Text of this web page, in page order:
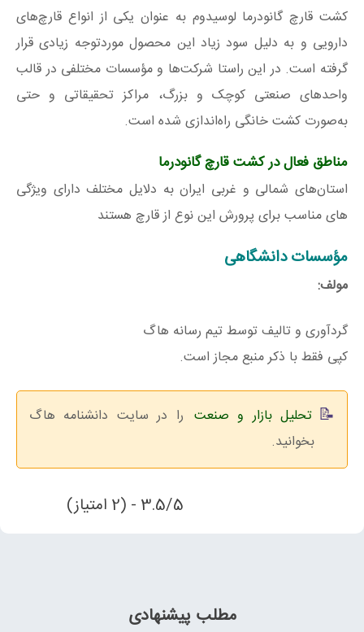
کشت قارچ گانودرما لوسیدوم به‌ عنوان یکی از انواع قارچ‌های
دارویی و به دلیل سود زیاد این محصول موردتوجه زیادی قرار
گرفته است. در این راستا شرکت‌ها و مؤسسات مختلفی در قالب
واحدهای صنعتی کوچک و بزرگ، مراکز تحقیقاتی و حتی
به‌صورت کشت خانگی راه‌اندازی شده است.
مناطق فعال در کشت قارچ گانودرما
استان‌های شمالی و غربی ایران به دلایل مختلف دارای ویژگی
های مناسب برای پرورش این نوع از قارچ هستند
مؤسسات دانشگاهی
مولف:
گردآوری و تالیف توسط تیم رسانه هاگ
کپی فقط با ذکر منبع مجاز است.
تحلیل بازار و صنعت را در سایت دانشنامه هاگ
بخوانید.
3.5/5 - (2 امتیاز)
مطلب پیشنهادی